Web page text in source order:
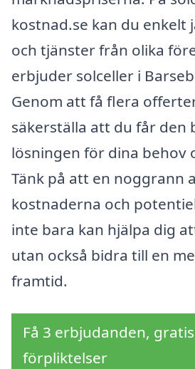
kostnad.se kan du enkelt
och tjänster från olika
erbjuder solceller i
Genom att få flera
säkerställa att du får den
lösningen för dina behov
Tänk på att en noggrann
kostnaderna och
inte bara kan hjälpa dig
utan också bidra till en
framtid.
Få 3 erbjudanden,
förpliktelser